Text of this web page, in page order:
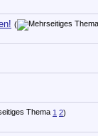
(
1 2)